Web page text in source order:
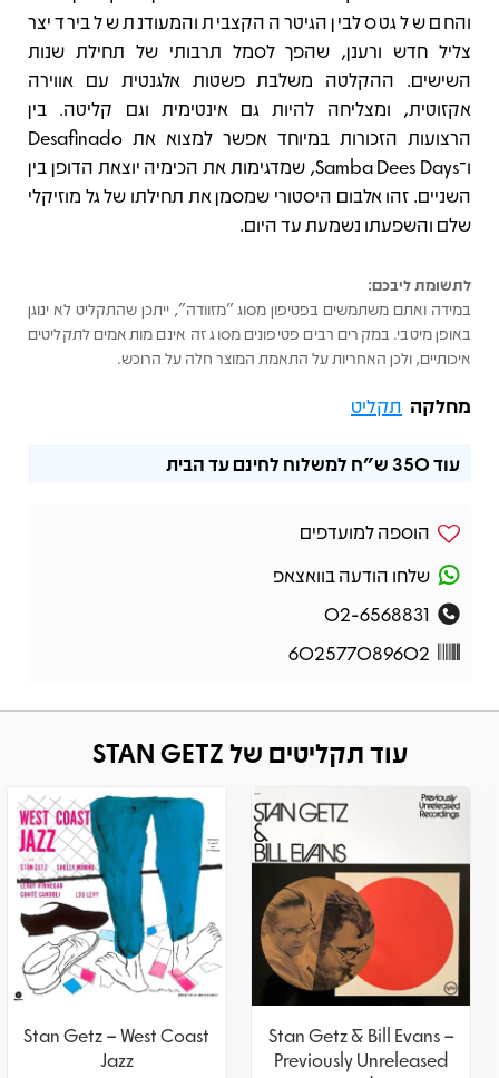
והחם של גטס לבין הגיטרה הקצבית והמעודנת של בירד יצר
צליל חדש ורענן, שהפך לסמל תרבותי של תחילת שנות
השישים. ההקלטה משלבת פשטות אלגנטית עם אווירה
אקזוטית, ומצליחה להיות גם אינטימית וגם קליטה. בין
הרצועות הזכורות במיוחד אפשר למצוא את Desafinado
ו־Samba Dees Days, שמדגימות את הכימיה יוצאת הדופן בין
השניים. זהו אלבום היסטורי שמסמן את תחילתו של גל מוזיקלי
שלם והשפעתו נשמעת עד היום.
לתשומת ליבכם:
במידה ואתם משתמשים בפטיפון מסוג "מזוודה", ייתכן שהתקליט לא ינוגן
באופן מיטבי. במקרים רבים פטיפונים מסוג זה אינם מותאמים לתקליטים
איכותיים, ולכן האחריות על התאמת המוצר חלה על הרוכש.
מחלקה תקליט
עוד350 ש"ח למשלוח לחינם עד הבית
הוספה למועדפים
שלחו הודעה בוואצאפ
02-6568831
602577089602
עוד תקליטים של STAN GETZ
Stan Getz & Bill Evans –
Previously Unreleased
Stan Getz – West Coast
Jazz